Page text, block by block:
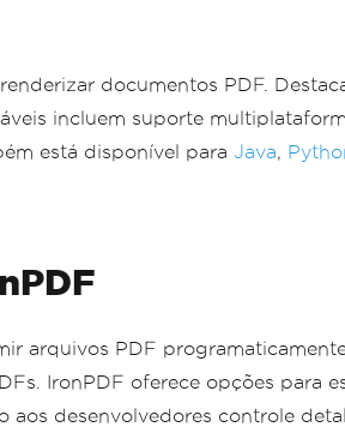
documentos PDF.
incluem suporte
está disponível para Java,
arquivos PDF
IronPDF oferece opções para
desenvolvedores controle